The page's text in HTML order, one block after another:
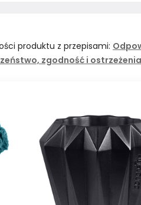
produktu z przepisami:
zgodność i ostrzeżenia